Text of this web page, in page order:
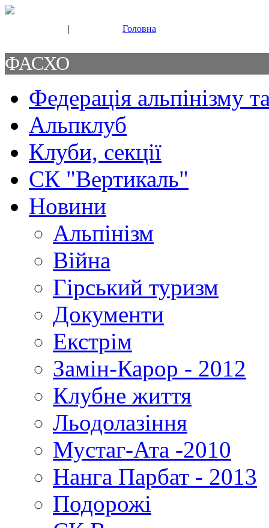
| Головна
ФАСХО
Федерація альпінізму
Альпклуб
Клуби, секції
СК "Вертикаль"
Новини
Альпінізм
Війна
Гірський туризм
Документи
Екстрім
Замін-Карор - 2012
Клубне життя
Льодолазіння
Мустаг-Ата -2010
Нанга Парбат - 2013
Подорожі